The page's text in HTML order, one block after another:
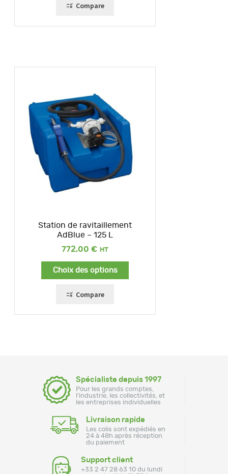
Compare
Station de ravitaillement
AdBlue – 125 L
772,00 €
Choix des options
Compare
Spécialiste depuis 1997
Pour les grands comptes,
l'industrie, les collectivités, et
les entreprises individuelles
Livraison rapide
Les colis sont expédiés en
24 à 48h après réception
du paiement
Support client
+33 2 47 28 63 10 du lundi